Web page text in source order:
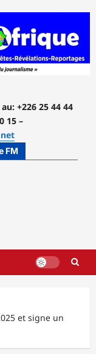
au: +226 25 44 44
15 –
FM
et signe un